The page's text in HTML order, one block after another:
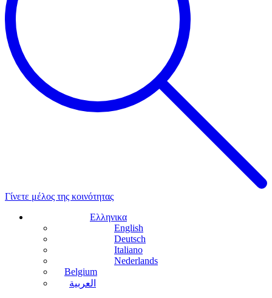
Γίνετε μέλος της κοινότητας
Ελληνικα
English
Deutsch
Italiano
Nederlands
Belgium
العربية